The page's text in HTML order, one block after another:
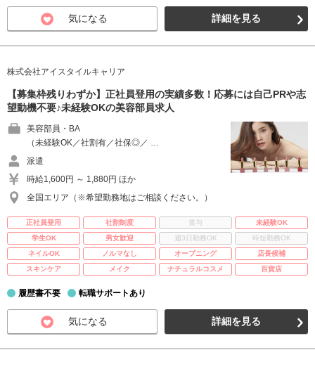
気になる 詳細を見る
株式会社アイスタイルキャリア
【募集枠残りわずか】正社員登用の実績多数！応募には自己PRや志
望動機不要♪未経験OKの美容部員求人
美容部員・BA
（未経験OK／社割有／社保◎／ …
派遣
時給1,600円 ～ 1,880円 ほか
全国エリア（※希望勤務地はご相談ください。）
正社員登用 社割制度 賞与
未経験OK
学生OK
男女歓迎 週3日勤務OK
時短勤務OK
ネイルOK
ノルマなし オープニング
店長候補
スキンケア
メイク ナチュラルコスメ 百貨店
履歴書不要 転職サポートあり
気になる 詳細を見る